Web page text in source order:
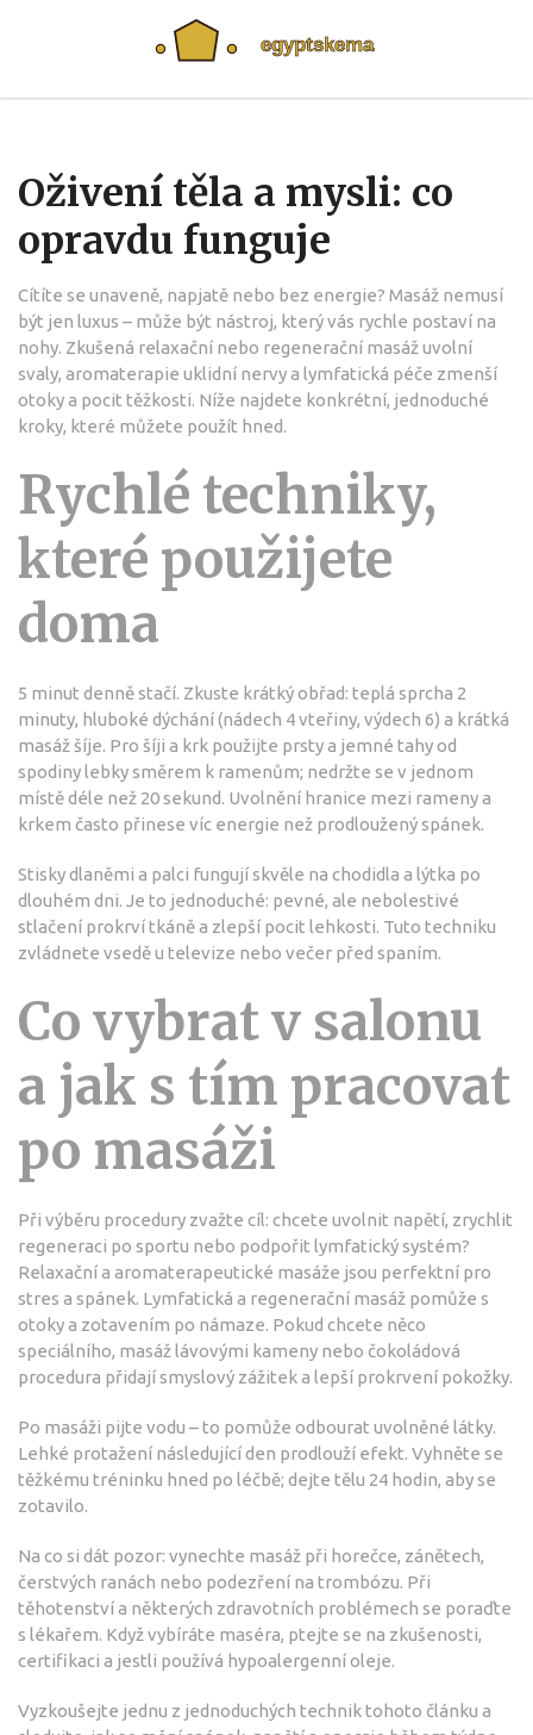
Oživení těla a mysli: co
opravdu funguje
Cítíte se unaveně, napjatě nebo bez energie? Masáž nemusí
být jen luxus – může být nástroj, který vás rychle postaví na
nohy. Zkušená relaxační nebo regenerační masáž uvolní
svaly, aromaterapie uklidní nervy a lymfatická péče zmenší
otoky a pocit těžkosti. Níže najdete konkrétní, jednoduché
kroky, které můžete použít hned.
Rychlé techniky,
které použijete
doma
5 minut denně stačí. Zkuste krátký obřad: teplá sprcha 2
minuty, hluboké dýchání (nádech 4 vteřiny, výdech 6) a krátká
masáž šíje. Pro šíji a krk použijte prsty a jemné tahy od
spodiny lebky směrem k ramenům; nedržte se v jednom
místě déle než 20 sekund. Uvolnění hranice mezi rameny a
krkem často přinese víc energie než prodloužený spánek.
Stisky dlaněmi a palci fungují skvěle na chodidla a lýtka po
dlouhém dni. Je to jednoduché: pevné, ale nebolestivé
stlačení prokrví tkáně a zlepší pocit lehkosti. Tuto techniku
zvládnete vsedě u televize nebo večer před spaním.
Co vybrat v salonu
a jak s tím pracovat
po masáži
Při výběru procedury zvažte cíl: chcete uvolnit napětí, zrychlit
regeneraci po sportu nebo podpořit lymfatický systém?
Relaxační a aromaterapeutické masáže jsou perfektní pro
stres a spánek. Lymfatická a regenerační masáž pomůže s
otoky a zotavením po námaze. Pokud chcete něco
speciálního, masáž lávovými kameny nebo čokoládová
procedura přidají smyslový zážitek a lepší prokrvení pokožky.
Po masáži pijte vodu – to pomůže odbourat uvolněné látky.
Lehké protažení následující den prodlouží efekt. Vyhněte se
těžkému tréninku hned po léčbě; dejte tělu 24 hodin, aby se
zotavilo.
Na co si dát pozor: vynechte masáž při horečce, zánětech,
čerstvých ranách nebo podezření na trombózu. Při
těhotenství a některých zdravotních problémech se poraďte
s lékařem. Když vybíráte maséra, ptejte se na zkušenosti,
certifikaci a jestli používá hypoalergenní oleje.
Vyzkoušejte jednu z jednoduchých technik tohoto článku a